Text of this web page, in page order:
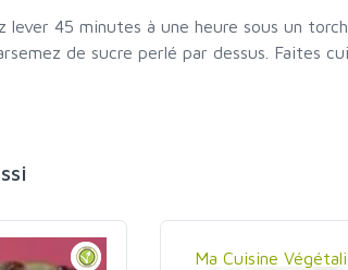
lever 45 minutes à une heure sous un
de sucre perlé par dessus. Faites
Ma Cuisine